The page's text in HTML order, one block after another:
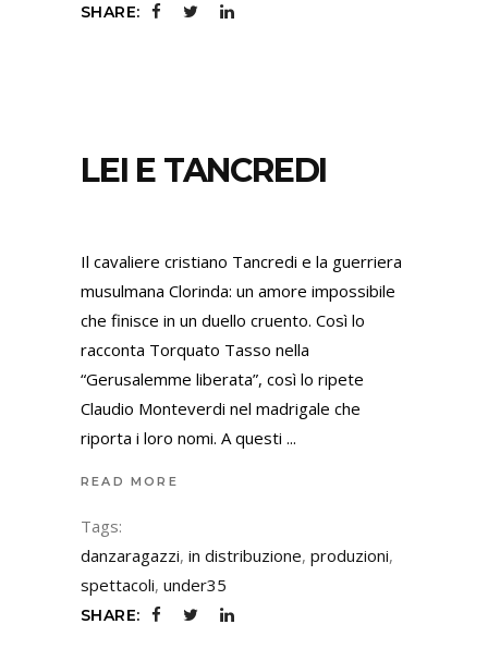
SHARE:
LEI E TANCREDI
Il cavaliere cristiano Tancredi e la guerriera
musulmana Clorinda: un amore impossibile
che finisce in un duello cruento. Così lo
racconta Torquato Tasso nella
“Gerusalemme liberata”, così lo ripete
Claudio Monteverdi nel madrigale che
riporta i loro nomi. A questi
READ MORE
Tags:
danzaragazzi, in distribuzione, produzioni,
spettacoli, under35
SHARE: